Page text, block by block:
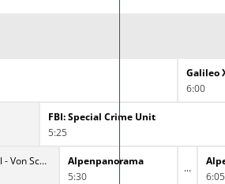
Galileo
6:00
FBI: Special Crime Unit
5:25
Das Loiretal - Von Schloss zu Schloss
Alpenpanorama
5:30
6:05